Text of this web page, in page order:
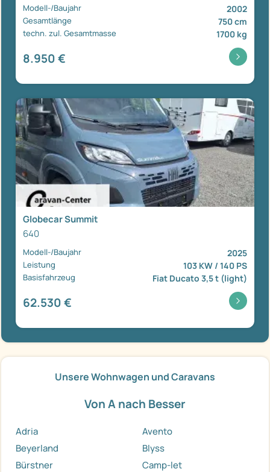
Modell-/Baujahr 2002
Gesamtlänge 750 cm
techn. zul. Gesamtmasse 1700 kg
8.950 €
Globecar Summit
640
Modell-/Baujahr 2025
Leistung 103 KW / 140 PS
Basisfahrzeug Fiat Ducato 3,5 t (light)
62.530 €
Unsere Wohnwagen und Caravans
Von A nach Besser
Adria
Avento
Beyerland
Blyss
Bürstner
Camp-let